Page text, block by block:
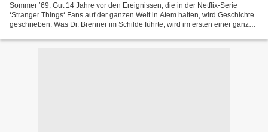
Sommer ’69: Gut 14 Jahre vor den Ereignissen, die in der Netflix-Serie
‘Stranger Things‘ Fans auf der ganzen Welt in Atem halten, wird Geschichte
geschrieben. Was Dr. Brenner im Schilde führte, wird im ersten einer ganzen